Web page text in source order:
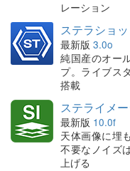
レーション
ステラショ
最新版 3.0o
純国産のオー
プ。ライブス
搭載
ステライメ
最新版 10.0f
天体画像に埋
不要なノイズ
上げる